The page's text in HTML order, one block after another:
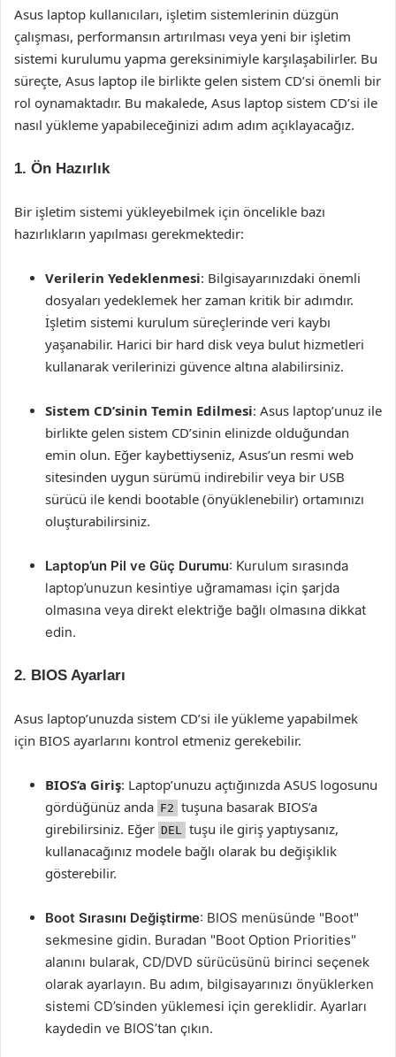
Asus laptop kullanıcıları, işletim sistemlerinin düzgün
çalışması, performansın artırılması veya yeni bir işletim
sistemi kurulumu yapma gereksinimiyle karşılaşabilirler. Bu
süreçte, Asus laptop ile birlikte gelen sistem CD’si önemli bir
rol oynamaktadır. Bu makalede, Asus laptop sistem CD’si ile
nasıl yükleme yapabileceğinizi adım adım açıklayacağız.
1. Ön Hazırlık
Bir işletim sistemi yükleyebilmek için öncelikle bazı
hazırlıkların yapılması gerekmektedir:
Verilerin Yedeklenmesi: Bilgisayarınızdaki önemli
dosyaları yedeklemek her zaman kritik bir adımdır.
İşletim sistemi kurulum süreçlerinde veri kaybı
yaşanabilir. Harici bir hard disk veya bulut hizmetleri
kullanarak verilerinizi güvence altına alabilirsiniz.
Sistem CD’sinin Temin Edilmesi: Asus laptop’unuz ile
birlikte gelen sistem CD’sinin elinizde olduğundan
emin olun. Eğer kaybettiyseniz, Asus’un resmi web
sitesinden uygun sürümü indirebilir veya bir USB
sürücü ile kendi bootable (önyüklenebilir) ortamınızı
oluşturabilirsiniz.
Laptop’un Pil ve Güç Durumu: Kurulum sırasında
laptop’unuzun kesintiye uğramaması için şarjda
olmasına veya direkt elektriğe bağlı olmasına dikkat
edin.
2. BIOS Ayarları
Asus laptop’unuzda sistem CD’si ile yükleme yapabilmek
için BIOS ayarlarını kontrol etmeniz gerekebilir.
BIOS’a Giriş: Laptop’unuzu açtığınızda ASUS logosunu
gördüğünüz anda F2 tuşuna basarak BIOS’a
girebilirsiniz. Eğer DEL tuşu ile giriş yaptıysanız,
kullanacağınız modele bağlı olarak bu değişiklik
gösterebilir.
Boot Sırasını Değiştirme: BIOS menüsünde "Boot"
sekmesine gidin. Buradan "Boot Option Priorities"
alanını bularak, CD/DVD sürücüsünü birinci seçenek
olarak ayarlayın. Bu adım, bilgisayarınızı önyüklerken
sistemi CD’sinden yüklemesi için gereklidir. Ayarları
kaydedin ve BIOS’tan çıkın.